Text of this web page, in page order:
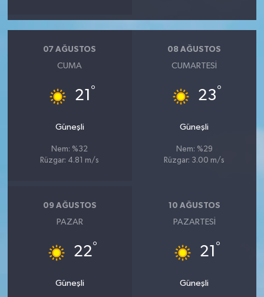
07 AĞUSTOS
CUMA
21 °
Güneşli
Nem: %32
Rüzgar: 4.81 m/s
08 AĞUSTOS
CUMARTESI
23°
Güneşli
Nem: %29
Rüzgar: 3.00 m/s
09 AĞUSTOS
PAZAR
22°
Güneşli
10 AĞUSTOS
PAZARTESI
21 °
Güneşli